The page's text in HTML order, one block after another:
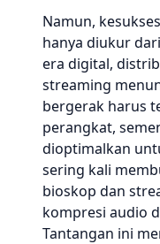
Namun,
hanya diukur
era digital,
streaming
bergerak harus
perangkat,
dioptimalkan
sering kali
bioskop dan
kompresi audio
Tantangan ini